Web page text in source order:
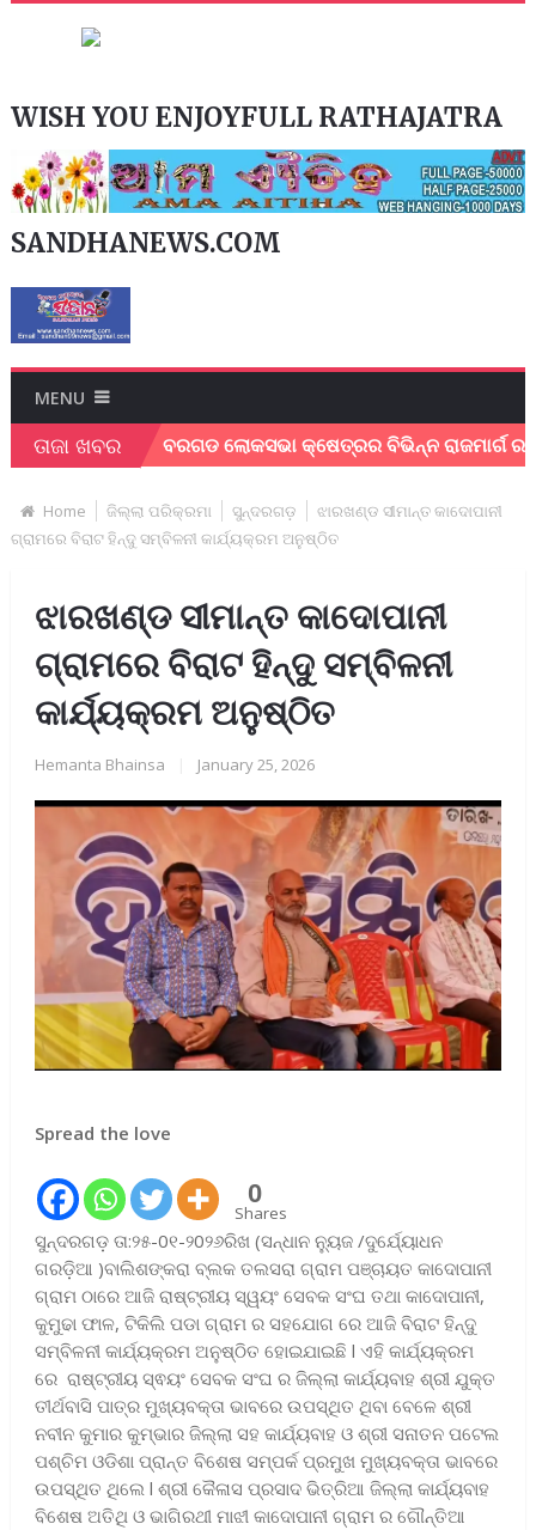
WISH YOU ENJOYFULL RATHAJATRA
SANDHANEWS.COM
MENU
ତାଜା ଖବର
। ବରଗଡ ଲୋକସଭା କ୍ଷେତ୍ରର ବିଭିନ୍ନ ରାଜମାର୍ଗ ର
Home ଜିଲ୍ଲା ପରିକ୍ରମା ସୁନ୍ଦରଗଡ଼
ଝାରଖଣ୍ଡ ସୀମାନ୍ତ କାଦୋପାନୀ
ଗ୍ରାମରେ ବିରାଟ ହିନ୍ଦୁ ସମ୍ବିଳନୀ କାର୍ଯ୍ୟକ୍ରମ ଅନୁଷ୍ଠିତ
ଝାରଖଣ୍ଡ ସୀମାନ୍ତ କାଦୋପାନୀ
ଗ୍ରାମରେ ବିରାଟ ହିନ୍ଦୁ ସମ୍ବିଳନୀ
କାର୍ଯ୍ୟକ୍ରମ ଅନୁଷ୍ଠିତ
Hemanta Bhainsa January 25, 2026
Spread the love
0
Shares
ସୁନ୍ଦରଗଡ଼ ତା:୨୫-0୧-୨0୨୬ରିଖ (ସନ୍ଧାନ ନ୍ୟୁଜ /ଦୁର୍ଯ୍ୟୋଧନ
ଗରଡ଼ିଆ )ବାଲିଶଙ୍କରା ବ୍ଲକ ତଲସରା ଗ୍ରାମ ପଞ୍ଚାୟତ କାଦୋପାନୀ
ଗ୍ରାମ ଠାରେ ଆଜି ରାଷ୍ଟ୍ରୀୟ ସ୍ୱୟଂ ସେବକ ସଂଘ ତଥା କାଦୋପାନୀ,
କୁମୁଢା ଫାଳ, ଟିକିଲି ପଡା ଗ୍ରାମ ର ସହଯୋଗ ରେ ଆଜି ବିରାଟ ହିନ୍ଦୁ
ସମ୍ବିଳନୀ କାର୍ଯ୍ୟକ୍ରମ ଅନୁଷ୍ଠିତ ହୋଇଯାଇଛି l ଏହି କାର୍ଯ୍ୟକ୍ରମ
ରେ ରାଷ୍ଟ୍ରୀୟ ସ୍ଵୟଂ ସେବକ ସଂଘ ର ଜିଲ୍ଲା କାର୍ଯ୍ୟବାହ ଶ୍ରୀ ଯୁକ୍ତ
ତୀର୍ଥବାସି ପାତ୍ର ମୁଖ୍ୟବକ୍ତା ଭାବରେ ଉପସ୍ଥିତ ଥିବା ବେଳେ ଶ୍ରୀ
ନବୀନ କୁମାର କୁମ୍ଭାର ଜିଲ୍ଲା ସହ କାର୍ଯ୍ୟବାହ ଓ ଶ୍ରୀ ସନାତନ ପଟେଲ
ପଶ୍ଚିମ ଓଡିଶା ପ୍ରାନ୍ତ ବିଶେଷ ସମ୍ପର୍କ ପ୍ରମୁଖ ମୁଖ୍ୟବକ୍ତା ଭାବରେ
ଉପସ୍ଥିତ ଥିଲେ l ଶ୍ରୀ କୈଳାସ ପ୍ରସାଦ ଭିତ୍ରିଆ ଜିଲ୍ଲା କାର୍ଯ୍ୟବାହ
ବିଶେଷ ଅତିଥି ଓ ଭାଗିରଥୀ ମାଝୀ କାଦୋପାନୀ ଗ୍ରାମ ର ଗୌନ୍ତିଆ